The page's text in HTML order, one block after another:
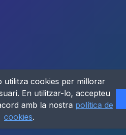
utilitza cookies per millorar
En utilitzar-lo, accepteu
amb la nostra política de
cookies.